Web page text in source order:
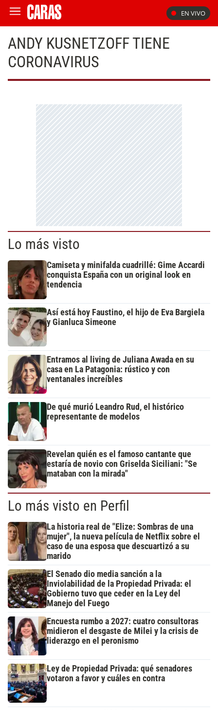
EN VIVO
ANDY KUSNETZOFF TIENE
CORONAVIRUS
Lo más visto
Camiseta y minifalda cuadrillé: Gime Accardi
conquista España con un original look en
tendencia
Así está hoy Faustino, el hijo de Eva Bargiela
y Gianluca Simeone
Entramos al living de Juliana Awada en su
casa en La Patagonia: rústico y con
ventanales increíbles
De qué murió Leandro Rud, el histórico
representante de modelos
Revelan quién es el famoso cantante que
estaría de novio con Griselda Siciliani: "Se
mataban con la mirada"
Lo más visto en Perfil
La historia real de "Elize: Sombras de una
mujer", la nueva película de Netflix sobre el
caso de una esposa que descuartizó a su
marido
El Senado dio media sanción a la
Inviolabilidad de la Propiedad Privada: el
Gobierno tuvo que ceder en la Ley del
Manejo del Fuego
Encuesta rumbo a 2027: cuatro consultoras
midieron el desgaste de Milei y la crisis de
liderazgo en el peronismo
Ley de Propiedad Privada: qué senadores
votaron a favor y cuáles en contra